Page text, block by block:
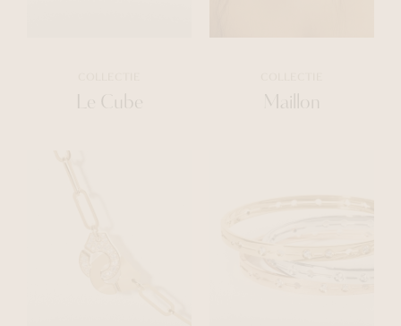
Le Cube Maillon